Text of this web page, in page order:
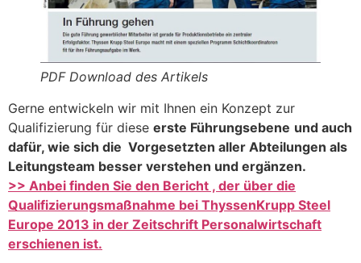
PDF Download des Artikels
Gerne entwickeln wir mit Ihnen ein Konzept zur
Qualifizierung für diese erste Führungsebene und auch
dafür, wie sich die Vorgesetzten aller Abteilungen als
Leitungsteam besser verstehen und ergänzen.
>> Anbei finden Sie den Bericht , der über die
Qualifizierungsmaßnahme bei ThyssenKrupp Steel
Europe 2013 in der Zeitschrift Personalwirtschaft
erschienen ist.